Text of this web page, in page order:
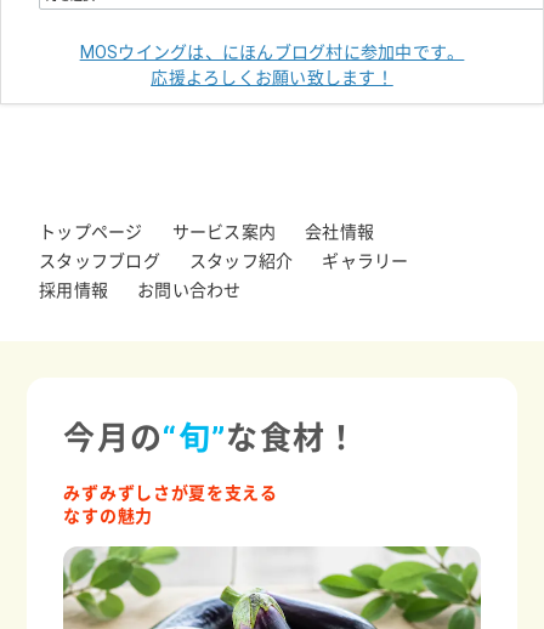
MOSウイングは、にほんブログ村に参加中です。
応援よろしくお願い致します！
トップページ サービス案内
会社情報
スタッフブログ
スタッフ紹介
ギャラリー
採用情報
お問い合わせ
今月の“旬”な食材！
みずみずしさが夏を支える
なすの魅力